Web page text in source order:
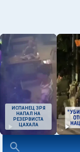
ИСПАНЕЦ ЗРЯ
НАПАЛ НА
РЕЗЕРВИСТА
ЦАХАЛА